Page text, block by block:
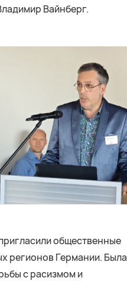
Вайнберг.
общественные
регионов Германии. Была
с расизмом и